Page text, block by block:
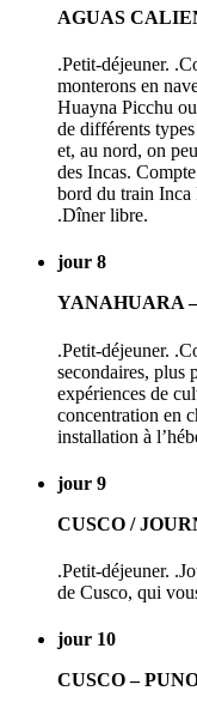
AGUAS
.Petit-déjeuner.
monterons en
Huayna Picchu
de différents
et, au nord, on
des Incas.
bord du train Inca
.Dîner libre.
jour 8
YANAHUARA
.Petit-déjeuner.
secondaires, plus
expériences de
concentration en
installation à
jour 9
CUSCO /
.Petit-déjeuner.
de Cusco, qui
jour 10
CUSCO –